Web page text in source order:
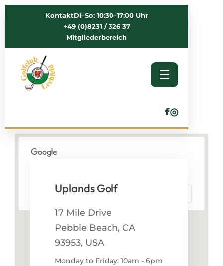
KontaktDi–So: 10:30–17:00 Uhr
+49 (0)8231 / 326 37
Mitgliederbereich
☰
f◎
Uplands Golf
17 Mile Drive
Pebble Beach, CA
93953, USA
Monday to Friday: 10am - 6pm
Do you own this website?